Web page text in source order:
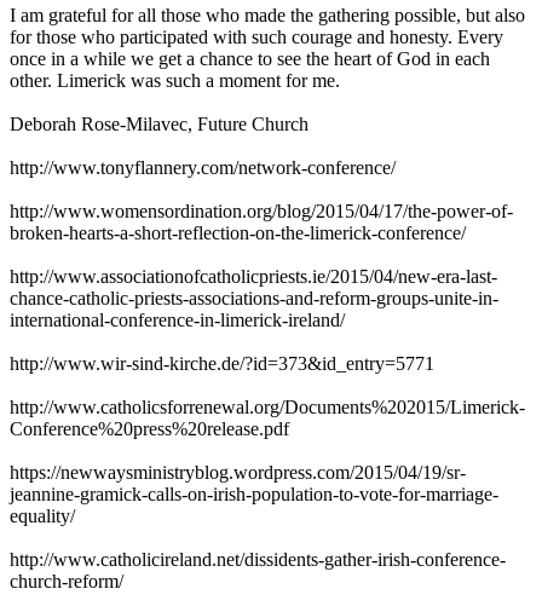
I am grateful for all those who made the gathering possible, but also
for those who participated with such courage and honesty. Every
once in a while we get a chance to see the heart of God in each
other. Limerick was such a moment for me.
Deborah Rose-Milavec, Future Church
http://www.tonyflannery.com/network-conference/
http://www.womensordination.org/blog/2015/04/17/the-power-of-
broken-hearts-a-short-reflection-on-the-limerick-conference/
http://www.associationofcatholicpriests.ie/2015/04/new-era-last-
chance-catholic-priests-associations-and-reform-groups-unite-in-
international-conference-in-limerick-ireland/
http://www.wir-sind-kirche.de/?id=373&id_entry=5771
http://www.catholicsforrenewal.org/Documents%202015/Limerick-
Conference%20press%20release.pdf
https://newwaysministryblog.wordpress.com/2015/04/19/sr-
jeannine-gramick-calls-on-irish-population-to-vote-for-marriage-
equality/
http://www.catholicireland.net/dissidents-gather-irish-conference-
church-reform/